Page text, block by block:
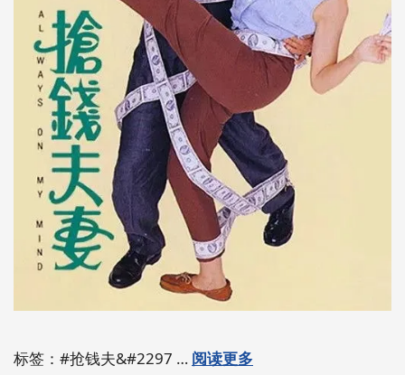
标签：#抢钱夫&#2297 … 阅读更多